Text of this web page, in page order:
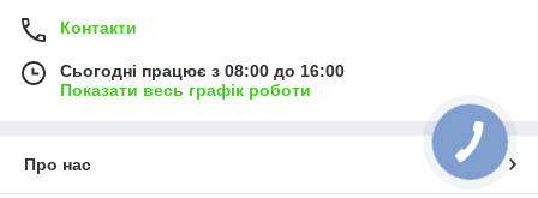
Контакти
Сьогодні працює з 08:00 до 16:00
Показати весь графік роботи
Про нас